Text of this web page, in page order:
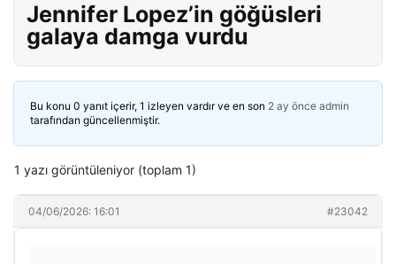
Jennifer Lopez’in göğüsleri
galaya damga vurdu
Bu konu 0 yanıt içerir, 1 izleyen vardır ve en son 2 ay önce admin
tarafından güncellenmiştir.
1 yazı görüntüleniyor (toplam 1)
04/06/2026: 16:01 #23042